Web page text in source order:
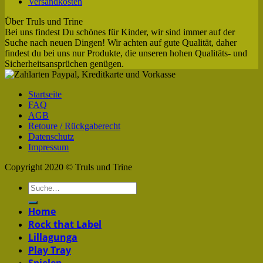
Über Truls und Trine
Bei uns findest Du schönes für Kinder, wir sind immer auf der
Suche nach neuen Dingen! Wir achten auf gute Qualität, daher
findest du bei uns nur Produkte, die unseren hohen Qualitäts- und
Sicherheitsansprüchen genügen.
Startseite
FAQ
AGB
Retoure / Rückgaberecht
Datenschutz
Impressum
Copyright 2020 © Truls und Trine
Home
Rock that Label
Lillagunga
Play Tray